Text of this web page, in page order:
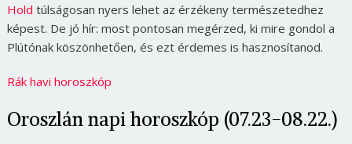
Hold túlságosan nyers lehet az érzékeny természetedhez
képest. De jó hír: most pontosan megérzed, ki mire gondol a
Plútónak köszönhetően, és ezt érdemes is hasznosítanod.
Rák havi horoszkóp
Oroszlán napi horoszkóp (07.23-08.22.)